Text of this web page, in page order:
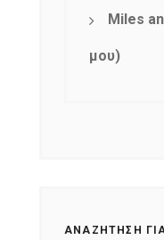
Miles
μου)
ΑΝΑΖΉΤΗΣΗ